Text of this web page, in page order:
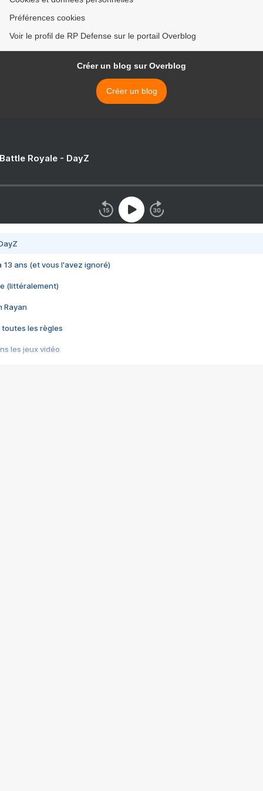
Préférences cookies
Voir le profil de RP Defense sur le portail Overblog
Créer un blog sur Overblog
Créer un blog
Royale - DayZ
13 ans (et vous l'avez ignoré)
(littéralement)
Rayan
toutes les règles
les jeux vidéo